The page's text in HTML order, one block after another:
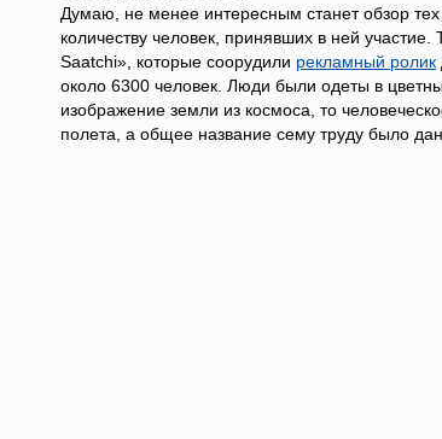
Думаю, не менее интересным станет обзор
количеству человек, принявших в ней
Saatchi», которые соорудили рекламный ролик
около 6300 человек. Люди были одеты в
изображение земли из космоса, то
полета, а общее название сему труду было